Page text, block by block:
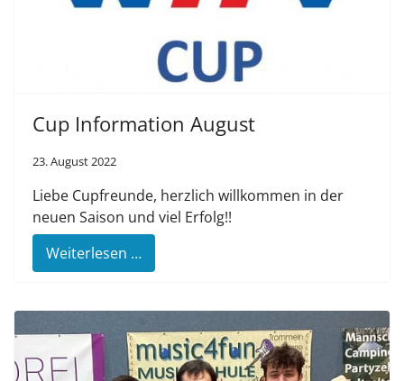
Cup Information August
23. August 2022
Liebe Cupfreunde, herzlich willkommen in der
neuen Saison und viel Erfolg!!
Weiterlesen …